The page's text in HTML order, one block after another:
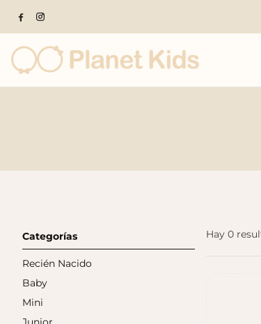
Categorías
Recién Nacido
Baby
Mini
Hay 0